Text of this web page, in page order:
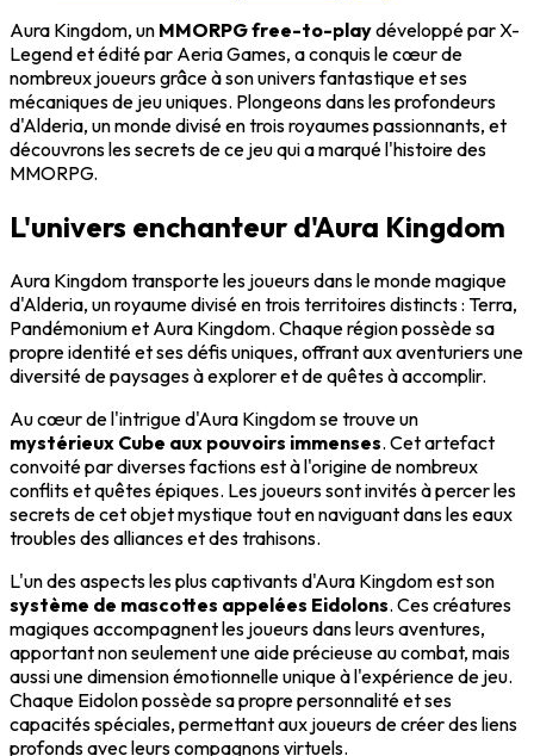
Aura Kingdom, un MMORPG free-to-playdéveloppé par X-
Legend et édité par Aeria Games, a conquis le cœur de
nombreux joueurs grâce à son univers fantastique et ses
mécaniques de jeu uniques. Plongeons dans les profondeurs
d'Alderia, un monde divisé en trois royaumes passionnants, et
découvrons les secrets de ce jeu qui a marqué l'histoire des
MMORPG.
L'univers enchanteur d'Aura Kingdom
Aura Kingdom transporte les joueurs dans le monde magique
d'Alderia, un royaume divisé en trois territoires distincts : Terra,
Pandémonium et Aura Kingdom. Chaque région possède sa
propre identité et ses défis uniques, offrant aux aventuriers une
diversité de paysages à explorer et de quêtes à accomplir.
Au cœur de l'intrigue d'Aura Kingdom se trouve un
mystérieux Cube aux pouvoirs immenses. Cet artefact
convoité par diverses factions est à l'origine de nombreux
conflits et quêtes épiques. Les joueurs sont invités à percer les
secrets de cet objet mystique tout en naviguant dans les eaux
troubles des alliances et des trahisons.
L'un des aspects les plus captivants d'Aura Kingdom est son
système de mascottes appelées Eidolons. Ces créatures
magiques accompagnent les joueurs dans leurs aventures,
apportant non seulement une aide précieuse au combat, mais
aussi une dimension émotionnelle unique à l'expérience de jeu.
Chaque Eidolon possède sa propre personnalité et ses
capacités spéciales, permettant aux joueurs de créer des liens
profonds avec leurs compagnons virtuels.